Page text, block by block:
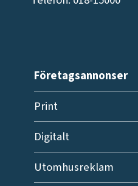
Företagsannonser
Print
Digitalt
Utomhusreklam